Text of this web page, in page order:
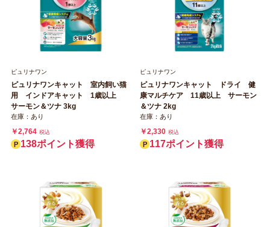
ピュリナワン
ピュリナワンキャット 室内飼い猫
用 インドアキャット 1歳以上
サーモン＆ツナ 3kg
在庫：あり
￥2,764 税込
138ポイント獲得
ピュリナワン
ピュリナワンキャット ドライ 健
康マルチケア 11歳以上 サーモン
＆ツナ 2kg
在庫：あり
￥2,330 税込
117ポイント獲得